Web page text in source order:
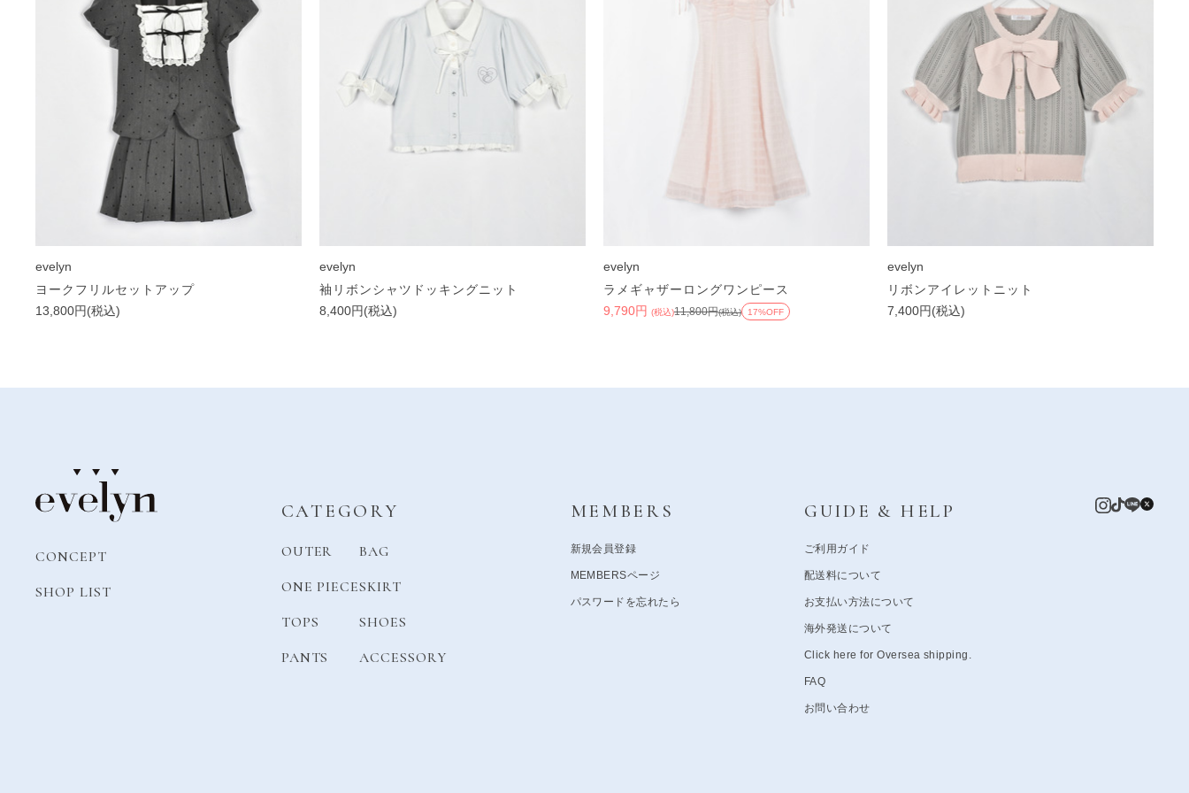
evelyn
ヨークフリルセットアップ
13,800円(税込)
evelyn
袖リボンシャツドッキングニット
8,400円(税込)
evelyn
ラメギャザーロングワンピース
9,790円 (税込)11,800円(税込) 17%OFF
evelyn
リボンアイレットニット
7,400円(税込)
CONCEPT
SHOP LIST
CATEGORY
OUTER
ONE PIECE
TOPS
PANTS
BAG
SKIRT
SHOES
ACCESSORY
MEMBERS
新規会員登録
MEMBERSページ
パスワードを忘れたら
GUIDE & HELP
ご利用ガイド
配送料について
お支払い方法について
海外発送について
Click here for Oversea shipping.
FAQ
お問い合わせ